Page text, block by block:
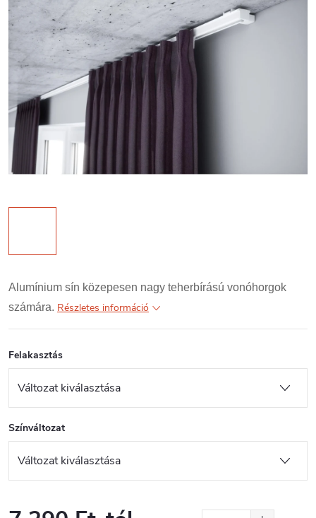
Alumínium sín közepesen nagy teherbírású vonóhorgok
számára. Részletes információ
Felakasztás
Színváltozat